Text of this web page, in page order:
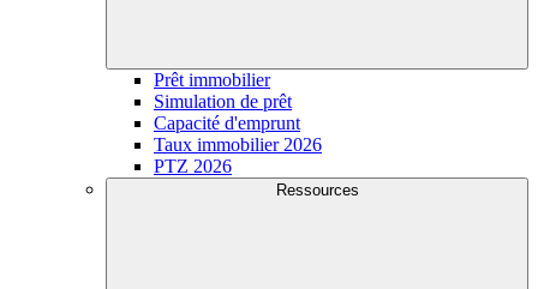
Prêt immobilier
Simulation de prêt
Capacité d'emprunt
Taux immobilier 2026
PTZ 2026
Ressources